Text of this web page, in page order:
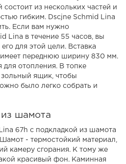
состоит из нескольких частей и
гибким. Dscjne Schmid Lina
Если вам нужно
Lina в течение 55 часов, вы
для этой цели. Вставка
имеет переднюю ширину 830 мм.
для отопления. В топке
ящик, чтобы
было легко собрать и
шамота
67h с подкладкой из шамота
- термостойкий материал,
камеру сгорания. К тому же
красивый фон. Каминная